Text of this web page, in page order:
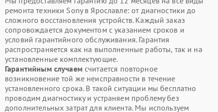
ремонта техники Sony в Ярославле: от диагностики до
сложного восстановления устройств. Каждый заказ
сопровождается документом с указанием сроков и
условий гарантийного обслуживания. Гарантия
распространяется как на выполненные работы, так и на
установленные комплектующие.
Гарантийным случаем считается повторное
возникновение той же неисправности в течение
установленного срока. В такой ситуации мы бесплатно
проводим диагностику и устраняем проблему без
дополнительных затрат для клиента. Мы используем